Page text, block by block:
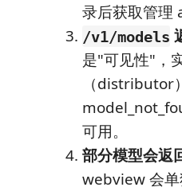
录后获取管理
/v1/models
是"可见性"，
（distributor
可用。
部分模型会返
webview 会单